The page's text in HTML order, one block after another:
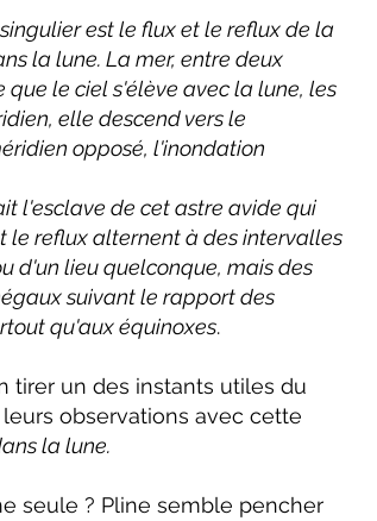
est le flux et le reflux de la
la lune. La mer, entre deux
que le ciel s'élève avec la lune, les
elle descend vers le
opposé, l'inondation
l'esclave de cet astre avide qui
le reflux alternent à des intervalles
d'un lieu quelconque, mais des
suivant le rapport des
qu'aux équinoxes.
tirer un des instants utiles du
observations avec cette
la lune.
seule ? Pline semble pencher